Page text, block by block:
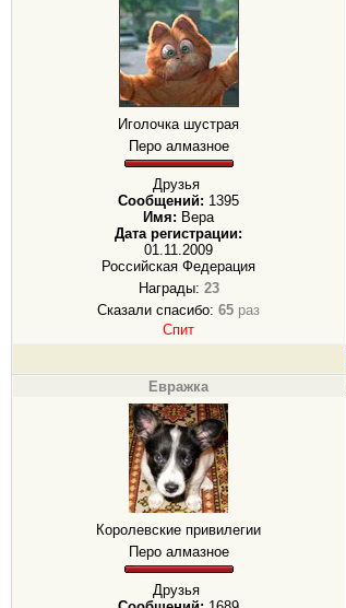
Иголочка шустрая
Перо алмазное
Друзья
Сообщений: 1395
Имя: Вера
Дата регистрации:
01.11.2009
Российская Федерация
Награды: 23
Сказали спасибо: 65 раз
Спит
Евражка
Королевские привилегии
Перо алмазное
Друзья